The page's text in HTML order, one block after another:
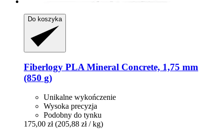
Do koszyka
Fiberlogy PLA Mineral Concrete, 1,75 mm
(850 g)
Unikalne wykończenie
Wysoka precyzja
Podobny do tynku
175,00 zł (205,88 zł / kg)